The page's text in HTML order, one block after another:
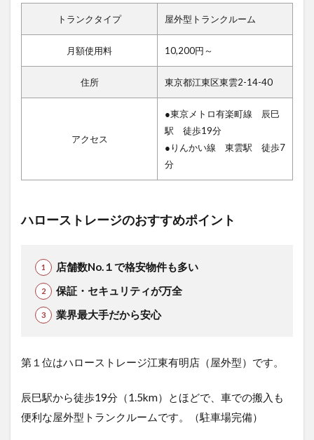
トランクタイプ 屋外型トランクルーム
月額使用料 10,200円～
住所 東京都江東区東雲2-14-40
アクセス
●東京メトロ有楽町線 辰巳
駅 徒歩19分
●りんかい線 東雲駅 徒歩7
分
ハローストレージのおすすめポイント
店舗数No.１で格安物件も多い
保証・セキュリティが万全
業界最大手だから安心
第１位はハローストレージ江東有明店（屋外型）です。
辰巳駅から徒歩19分（1.5km）とほどで、車での搬入も
便利な屋外型トランクルームです。（駐車場完備）